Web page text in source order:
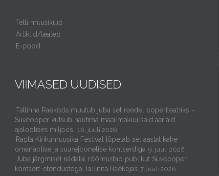
Telli muusikuid
Artiklid/teated
E-pood
VIIMASED UUDISED
Tallinna Raekoda muutub juba sel reedel ooperiteatriks –
Suveooper kutsub nautima maailmakuulsaid aariaid
ajaloolises miljöös.
16. juuli 2026
Rapla Kirikumuusika Festival lõpetab sel aastal kahe
omanäolise ja suurejoonelise kontserdiga 9. juuli 2026
Juba järgmisel nädalal rõõmustab publikut Suveooper
kontsert-etendustega Tallinna Raekojas 7. juuli 2026